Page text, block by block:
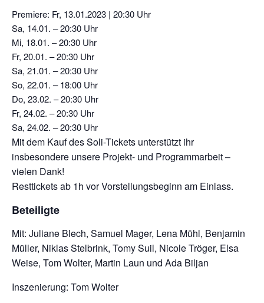
Premiere: Fr, 13.01.2023 | 20:30 Uhr
Sa, 14.01. – 20:30 Uhr
Mi, 18.01. – 20:30 Uhr
Fr, 20.01. – 20:30 Uhr
Sa, 21.01. – 20:30 Uhr
So, 22.01. – 18:00 Uhr
Do, 23.02. – 20:30 Uhr
Fr, 24.02. – 20:30 Uhr
Sa, 24.02. – 20:30 Uhr
Mit dem Kauf des Soli-Tickets unterstützt ihr
insbesondere unsere Projekt- und Programmarbeit –
vielen Dank!
Resttickets ab 1h vor Vorstellungsbeginn am Einlass.
Beteiligte
Mit: Juliane Blech, Samuel Mager, Lena Mühl, Benjamin
Müller, Niklas Stelbrink, Tomy Suil, Nicole Tröger, Elsa
Weise, Tom Wolter, Martin Laun und Ada Biljan
Inszenierung: Tom Wolter